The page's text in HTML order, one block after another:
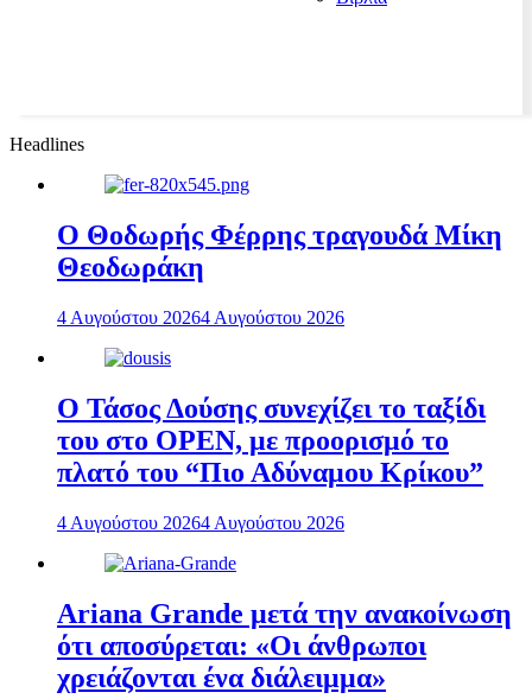
Headlines
Ο Θοδωρής Φέρρης τραγουδά Μίκη
Θεοδωράκη
4 Αυγούστου 20264 Αυγούστου 2026
Ο Τάσος Δούσης συνεχίζει το ταξίδι
του στο OPEN, με προορισμό το
πλατό του “Πιο Αδύναμου Κρίκου”
4 Αυγούστου 20264 Αυγούστου 2026
Ariana Grande μετά την ανακοίνωση
ότι αποσύρεται: «Οι άνθρωποι
χρειάζονται ένα διάλειμμα»